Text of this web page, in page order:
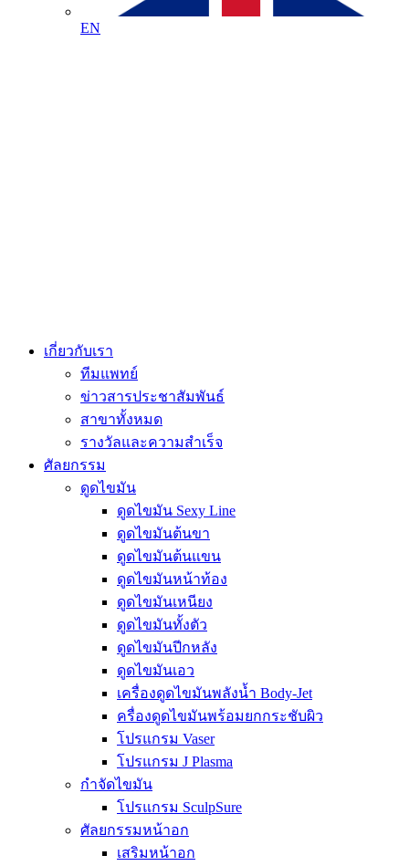
EN
เกี่ยวกับเรา
ทีมแพทย์
ข่าวสารประชาสัมพันธ์
สาขาทั้งหมด
รางวัลและความสำเร็จ
ศัลยกรรม
ดูดไขมัน
ดูดไขมัน Sexy Line
ดูดไขมันต้นขา
ดูดไขมันต้นแขน
ดูดไขมันหน้าท้อง
ดูดไขมันเหนียง
ดูดไขมันทั้งตัว
ดูดไขมันปีกหลัง
ดูดไขมันเอว
เครื่องดูดไขมันพลังน้ำ Body-Jet
ครื่องดูดไขมันพร้อมยกกระชับผิว
โปรแกรม Vaser
โปรแกรม J Plasma
กำจัดไขมัน
โปรแกรม SculpSure
ศัลยกรรมหน้าอก
เสริมหน้าอก